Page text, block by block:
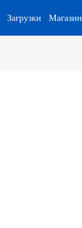
Загрузки Магазин